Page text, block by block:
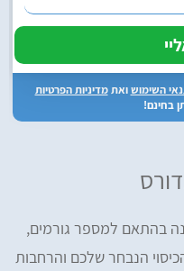
השימושואתמדיניות הפרטיות
בחינם!
בהתאם למספר גורמים,
הנבחר שלכם והרחבות